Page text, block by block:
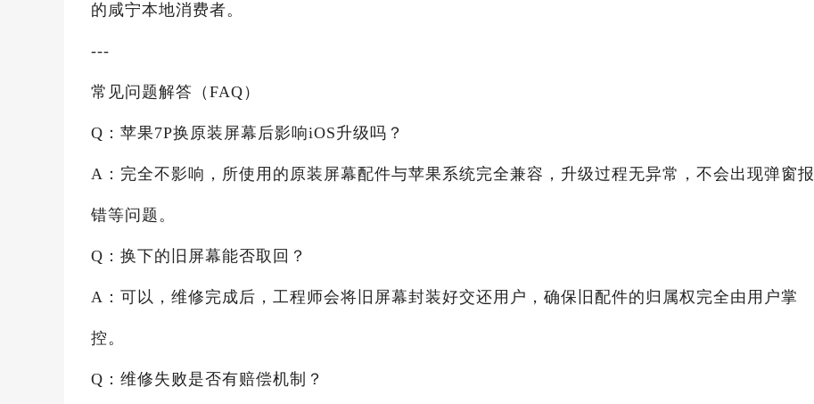
的咸宁本地消费者。
---
常见问题解答（FAQ）
Q：苹果7P换原装屏幕后影响iOS升级吗？
A：完全不影响，所使用的原装屏幕配件与苹果系统完全兼容，升级过程无异常，不会出现弹窗报
错等问题。
Q：换下的旧屏幕能否取回？
A：可以，维修完成后，工程师会将旧屏幕封装好交还用户，确保旧配件的归属权完全由用户掌
控。
Q：维修失败是否有赔偿机制？